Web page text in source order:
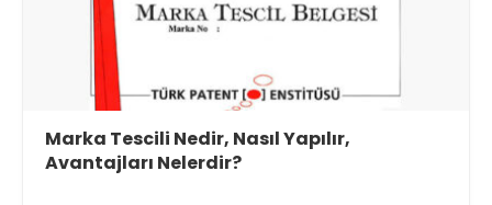
Marka Tescili Nedir, Nasıl Yapılır,
Avantajları Nelerdir?